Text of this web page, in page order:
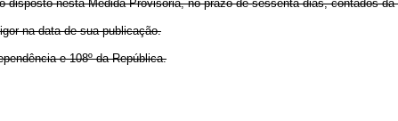
nesta Medida Provisória, no prazo de sessenta dias, contados da
na data de sua publicação.
e 108º da República.